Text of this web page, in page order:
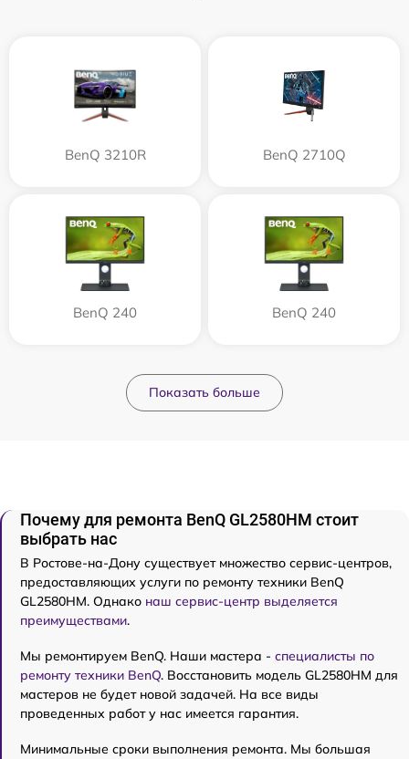
BenQ 3210R BenQ 2710Q
BenQ 240 BenQ 240
Показать больше
Почему для ремонта BenQ GL2580HM стоит
выбрать нас
В Ростове-на-Дону существует множество сервис-центров,
предоставляющих услуги по ремонту техники BenQ
GL2580HM. Однако наш сервис-центр выделяется
преимуществами.
Мы ремонтируем BenQ. Наши мастера - специалисты по
ремонту техники BenQ. Восстановить модель GL2580HM для
мастеров не будет новой задачей. На все виды
проведенных работ у нас имеется гарантия.
Минимальные сроки выполнения ремонта. Мы большая